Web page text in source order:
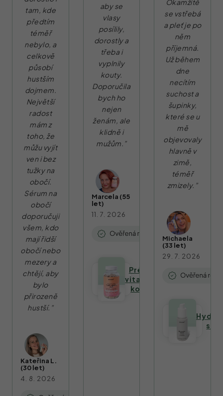
tam, kde
předtím
téměř
nebylo, a
celkově
působí
hustším
dojmem.
Největší
radost
mám z
toho, že
můžu vyjít
ven i bez
tužky na
obočí.
Sérum na
obočí
doporučuji
všem, kdo
mají řidší
obočí nebo
mezery a
chtějí, aby
bylo
přirozeně
hustší.”
Kateřina L.
(30 let)
4. 8. 2026
aby se
vlasy
posílily,
dorostly a
třeba i
vyplnily
kouty.
Doporučila
bych ho
nejen
ženám, ale
klidně i
mužům.”
Marcela (55
let)
11. 7. 2026
Prémiový
vitamínový
komplex
Okamžitě
se vstřebá
a pleť je po
něm
příjemná.
Už během
dne
necítím
suchost a
šupinky,
které se u
mě
objevovaly
hlavně v
zimě,
téměř
zmizely.”
Michaela
(33 let)
29. 7. 2026